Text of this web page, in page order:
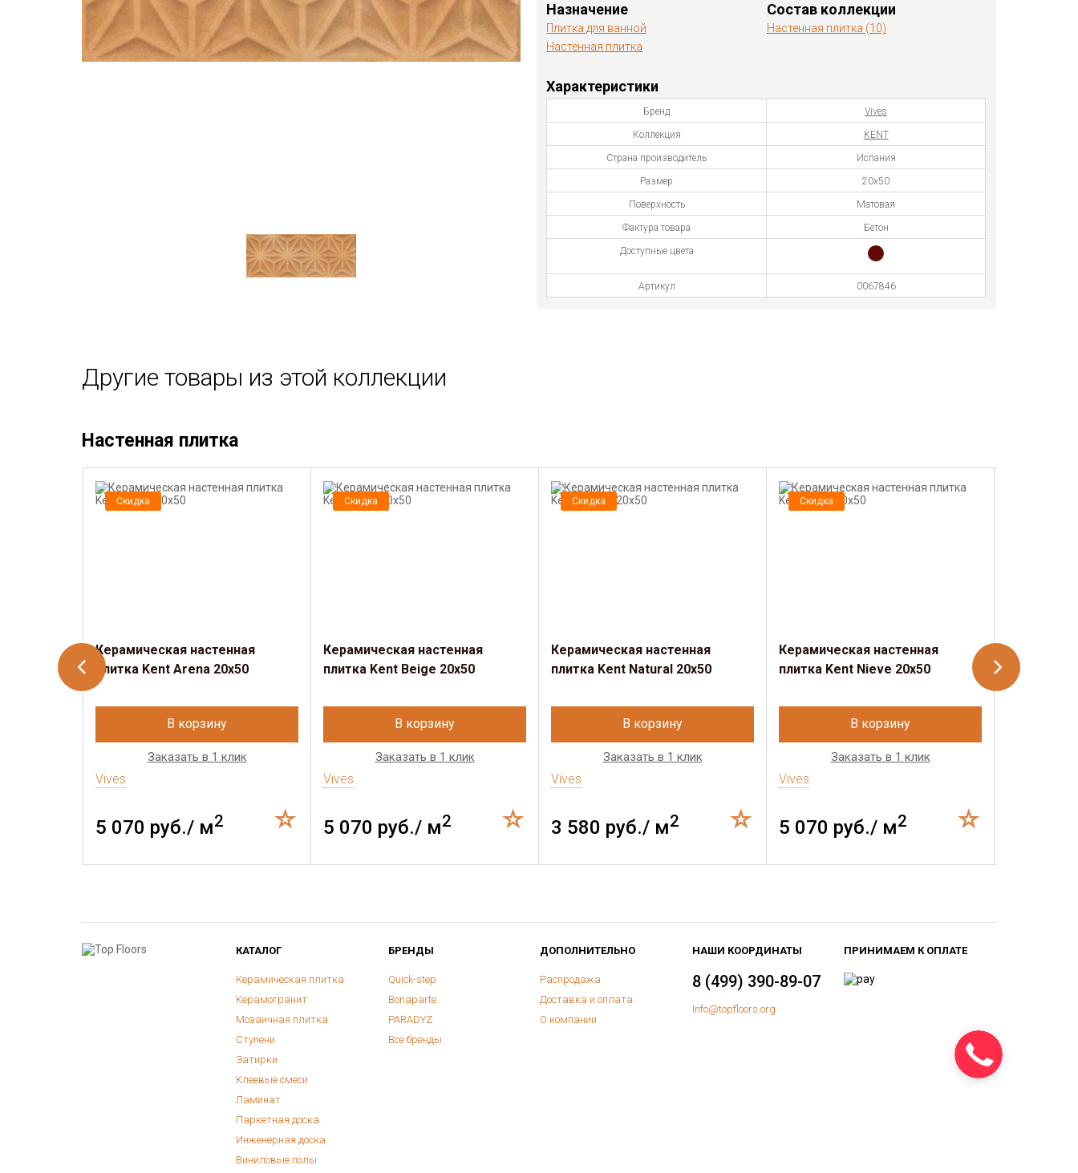
Назначение
Плитка для ванной
Настенная плитка
Состав коллекции
Настенная плитка (10)
Характеристики
Бренд Vives
Коллекция KENT
Страна производитель Испания
Размер 20x50
Поверхность Матовая
Фактура товара Бетон
Доступные цвета
Артикул 0067846
Другие товары из этой коллекции
Настенная плитка
Скидка
Керамическая настенная
плитка Kent Arena 20x50
В корзину
Заказать в 1 клик
Vives
5 070 руб./ м2
Скидка
Керамическая настенная
плитка Kent Beige 20x50
В корзину
Заказать в 1 клик
Vives
5 070 руб./ м2
Скидка
Керамическая настенная
плитка Kent Natural 20x50
В корзину
Заказать в 1 клик
Vives
3 580 руб./ м2
Скидка
Керамическая настенная
плитка Kent Nieve 20x50
В корзину
Заказать в 1 клик
Vives
5 070 руб./ м2
плитка
КАТАЛОГ
Керамическая плитка
Керамогранит
Мозаичная плитка
Ступени
Затирки
Клеевые смеси
Ламинат
Паркетная доска
Инженерная доска
Виниловые полы
БРЕНДЫ
Quick-step
Bonaparte
PARADYZ
Все бренды
ДОПОЛНИТЕЛЬНО
Распродажа
Доставка и оплата
О компании
НАШИ КООРДИНАТЫ
8 (499) 390-89-07
Info@topfloors.org
ПРИНИМАЕМ К ОПЛАТЕ